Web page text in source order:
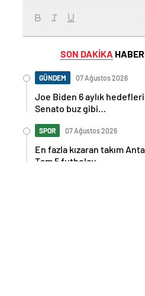
SON DAKİKA
GÜNDEM 07 Ağustos 2026
Joe Biden 6 aylık
Senato buz gibi…
SPOR 07 Ağustos 2026
En fazla kızaran takım
Tam 5 futbolcu….